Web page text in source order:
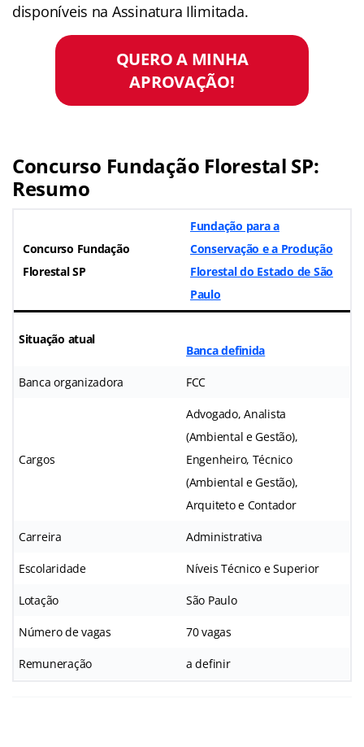
disponíveis na Assinatura Ilimitada.
QUERO A MINHA
APROVAÇÃO!
Concurso Fundação Florestal SP:
Resumo
Concurso Fundação
Florestal SP
Fundação para a
Conservação e a Produção
Florestal do Estado de São
Paulo
Situação atual
Banca definida
Banca organizadora FCC
Cargos
Advogado, Analista
(Ambiental e Gestão),
Engenheiro, Técnico
(Ambiental e Gestão),
Arquiteto e Contador
Carreira Administrativa
Escolaridade Níveis Técnico e Superior
Lotação São Paulo
Número de vagas 70 vagas
Remuneração a definir